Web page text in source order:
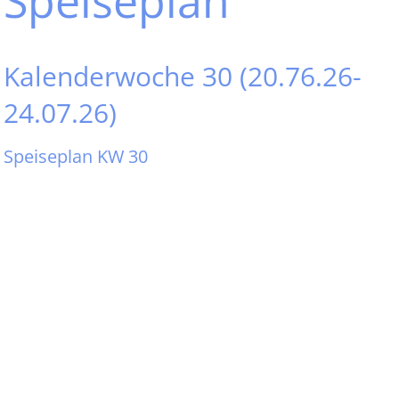
Kalenderwoche 30 (20.76.26-
24.07.26)
Speiseplan KW 30